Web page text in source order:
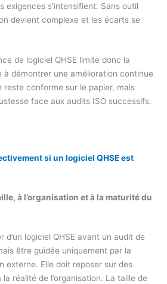
exigences s’intensifient. Sans outil
devient complexe et les écarts se
de logiciel QHSE limite donc la
à démontrer une amélioration continue
conforme sur le papier, mais
face aux audits ISO successifs.
si un logiciel QHSE est
à l’organisation et à la maturité du
d’un logiciel QHSE avant un audit de
être guidée uniquement par la
externe. Elle doit reposer sur des
réalité de l’organisation. La taille de